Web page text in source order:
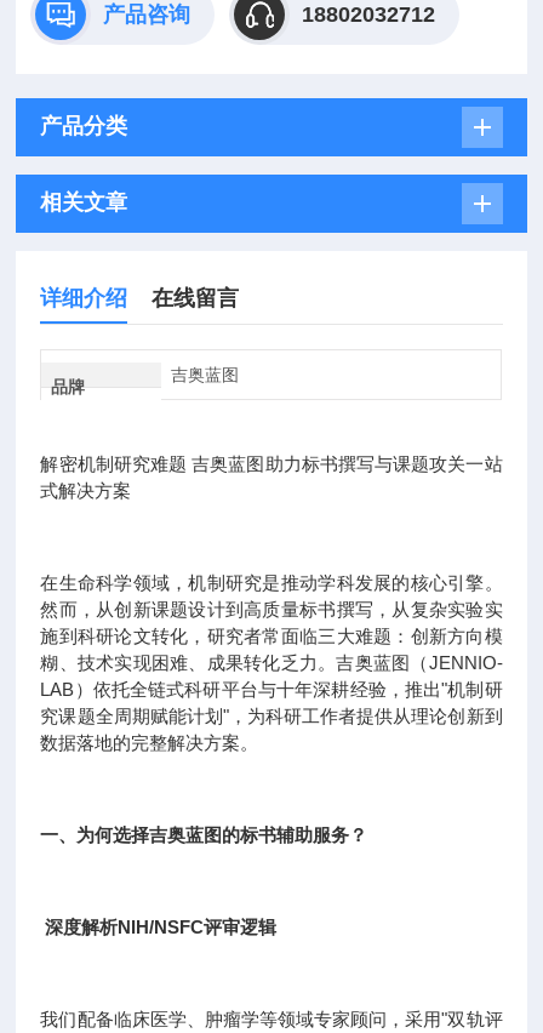
产品咨询 18802032712
产品分类
相关文章
详细介绍 在线留言
品牌
吉奥蓝图
解密机制研究难题 吉奥蓝图助力标书撰写与课题攻关一站
式解决方案
在生命科学领域，机制研究是推动学科发展的核心引擎。
然而，从创新课题设计到高质量标书撰写，从复杂实验实
施到科研论文转化，研究者常面临三大难题：创新方向模
糊、技术实现困难、成果转化乏力。吉奥蓝图（JENNIO-
LAB）依托全链式科研平台与十年深耕经验，推出"机制研
究课题全周期赋能计划"，为科研工作者提供从理论创新到
数据落地的完整解决方案。
一、为何选择吉奥蓝图的标书辅助服务？
深度解析NIH/NSFC评审逻辑
我们配备临床医学、肿瘤学等领域专家顾问，采用"双轨评